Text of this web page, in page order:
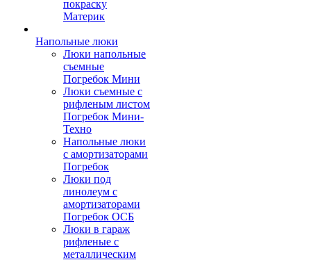
покраску
Материк
Напольные люки
Люки напольные
съемные
Погребок Мини
Люки съемные с
рифленым листом
Погребок Мини-
Техно
Напольные люки
с амортизаторами
Погребок
Люки под
линолеум с
амортизаторами
Погребок ОСБ
Люки в гараж
рифленые с
металлическим